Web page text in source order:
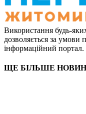
Використання будь-
дозволяється за
інформаційний портал.
ЩЕ БІЛЬШЕ НОВИН